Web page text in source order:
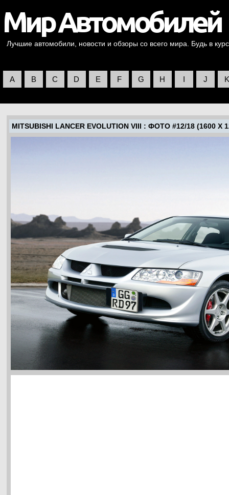
Лучшие автомобили, новости и обзоры со всего мира. Будь в
A B C D E F G H I J K
MITSUBISHI LANCER EVOLUTION VIII : ФОТО #12/18 (1600 X